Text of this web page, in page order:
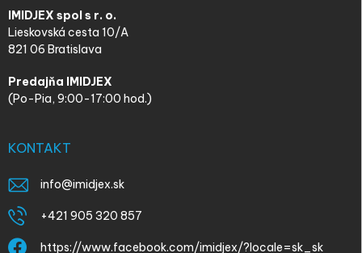
IMIDJEX spol s r. o.
Lieskovská cesta 10/A
821 06 Bratislava
Predajňa IMIDJEX
(Po-Pia, 9:00-17:00 hod.)
KONTAKT
info@imidjex.sk
+421 905 320 857
https://www.facebook.com/imidjex/?locale=sk_sk